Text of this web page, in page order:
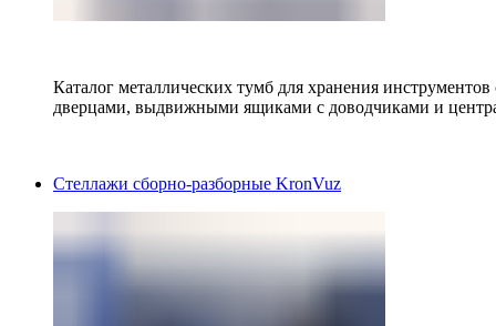
Каталог металлических тумб для хранения
дверцами, выдвижными ящиками с доводчиками и
Стеллажи сборно-разборные KronVuz